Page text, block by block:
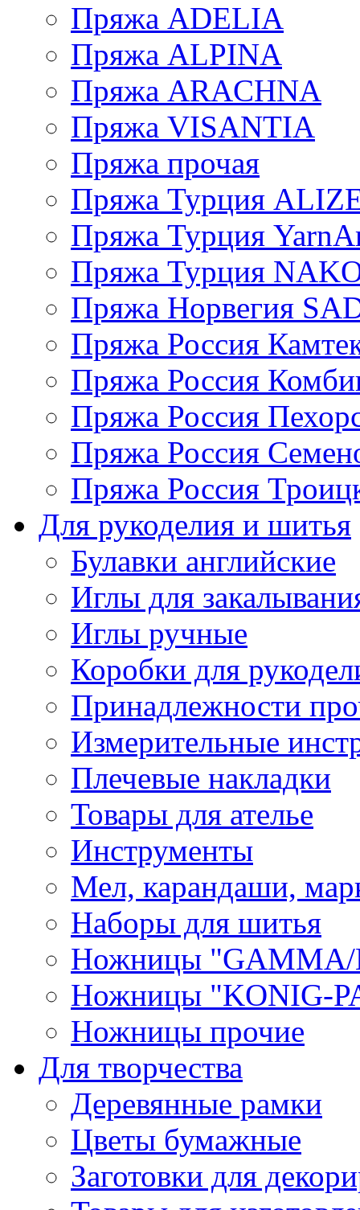
Пряжа ADELIA
Пряжа ALPINA
Пряжа ARACHNA
Пряжа VISANTIA
Пряжа прочая
Пряжа Турция
Пряжа Турция
Пряжа Турция
Пряжа Норвегия
Пряжа Россия
Пряжа Россия
Пряжа Россия
Пряжа Россия
Пряжа Россия
Для рукоделия и шитья
Булавки английские
Иглы для
Иглы ручные
Коробки для
Принадлежности
Измерительные
Плечевые накладки
Товары для ателье
Инструменты
Мел, карандаши,
Наборы для шитья
Ножницы "GAMMA/
Ножницы "KONIG-
Ножницы прочие
Для творчества
Деревянные рамки
Цветы бумажные
Заготовки для